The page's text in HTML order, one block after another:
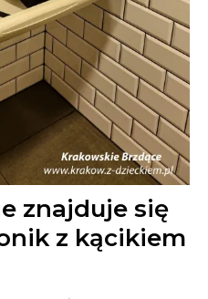
znajduje się
z kącikiem